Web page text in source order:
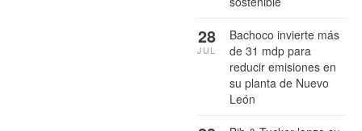
Bachoco invierte más
de 31 mdp para
reducir emisiones en
su planta de Nuevo
León
28
JUL